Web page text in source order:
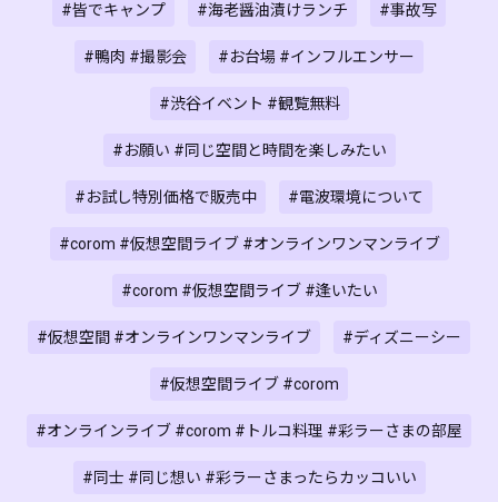
#皆でキャンプ #海老醤油漬けランチ #事故写
#鴨肉 #撮影会 #お台場 #インフルエンサー
#渋谷イベント #観覧無料
#お願い #同じ空間と時間を楽しみたい
#お試し特別価格で販売中 #電波環境について
#corom #仮想空間ライブ #オンラインワンマンライブ
#corom #仮想空間ライブ #逢いたい
#仮想空間 #オンラインワンマンライブ #ディズニーシー
#仮想空間ライブ #corom
#オンラインライブ #corom #トルコ料理 #彩ラーさまの部屋
#同士 #同じ想い #彩ラーさまったらカッコいい